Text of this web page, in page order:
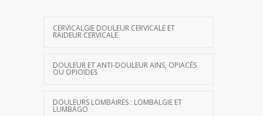
CERVICALGIE DOULEUR CERVICALE ET
RAIDEUR CERVICALE
DOULEUR ET ANTI-DOULEUR AINS, OPIACÉS
OU OPIOÏDES
DOULEURS LOMBAIRES : LOMBALGIE ET
LUMBAGO